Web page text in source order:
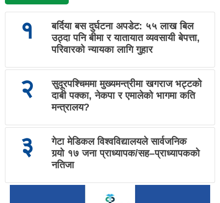
१
बर्दिया बस दुर्घटना अपडेट: ५५ लाख बिल
उठ्दा पनि बीमा र यातायात व्यवसायी बेपत्ता,
परिवारको न्यायका लागि गुहार
२
सुदूरपश्चिममा मुख्यमन्त्रीमा खगराज भट्टको
दाबी पक्का, नेकपा र एमालेको भागमा कति
मन्त्रालय?
३
गेटा मेडिकल विश्वविद्यालयले सार्वजनिक
गर्‍यो १७ जना प्राध्यापक/सह–प्राध्यापकको
नतिजा